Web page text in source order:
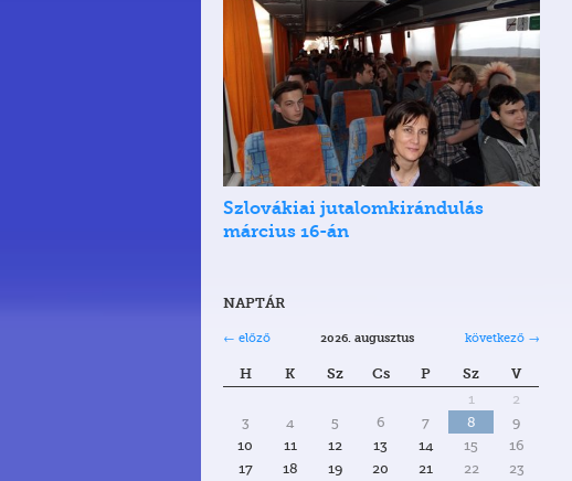
Szlovákiai jutalomkirándulás
március 16-án
NAPTÁR
következő →
← előző 2026. augusztus
H K Sz Cs P Sz V
1
2
3
4 5 6 7 8
9
10
11 12 13 14 15
16
17
18 19 20 21 22
23